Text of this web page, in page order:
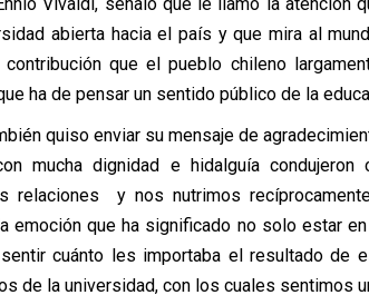
abierta hacia el país y que mira al
contribución que el pueblo chileno
ha de pensar un sentido público de la
quiso enviar su mensaje de
mucha dignidad e hidalguía
relaciones y nos nutrimos
emoción que ha significado no solo estar
cuánto les importaba el resultado
de la universidad, con los cuales sentimos